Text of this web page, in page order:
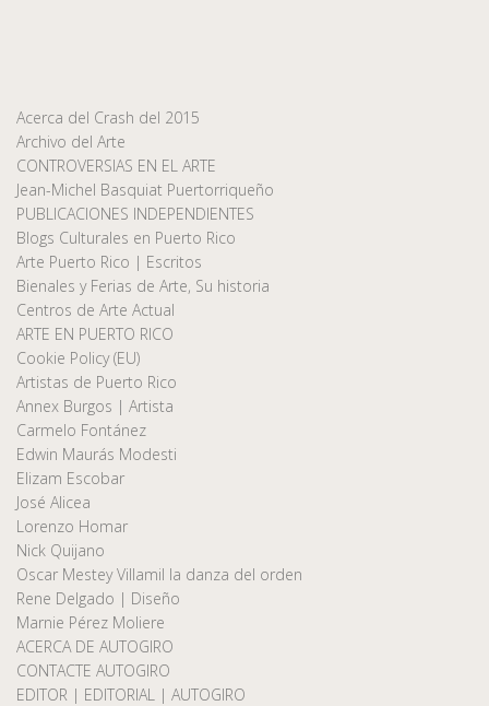
Acerca del Crash del 2015
Archivo del Arte
CONTROVERSIAS EN EL ARTE
Jean-Michel Basquiat Puertorriqueño
PUBLICACIONES INDEPENDIENTES
Blogs Culturales en Puerto Rico
Arte Puerto Rico | Escritos
Bienales y Ferias de Arte, Su historia
Centros de Arte Actual
ARTE EN PUERTO RICO
Cookie Policy (EU)
Artistas de Puerto Rico
Annex Burgos | Artista
Carmelo Fontánez
Edwin Maurás Modesti
Elizam Escobar
José Alicea
Lorenzo Homar
Nick Quijano
Oscar Mestey Villamil la danza del orden
Rene Delgado | Diseño
Marnie Pérez Moliere
ACERCA DE AUTOGIRO
CONTACTE AUTOGIRO
EDITOR | EDITORIAL | AUTOGIRO